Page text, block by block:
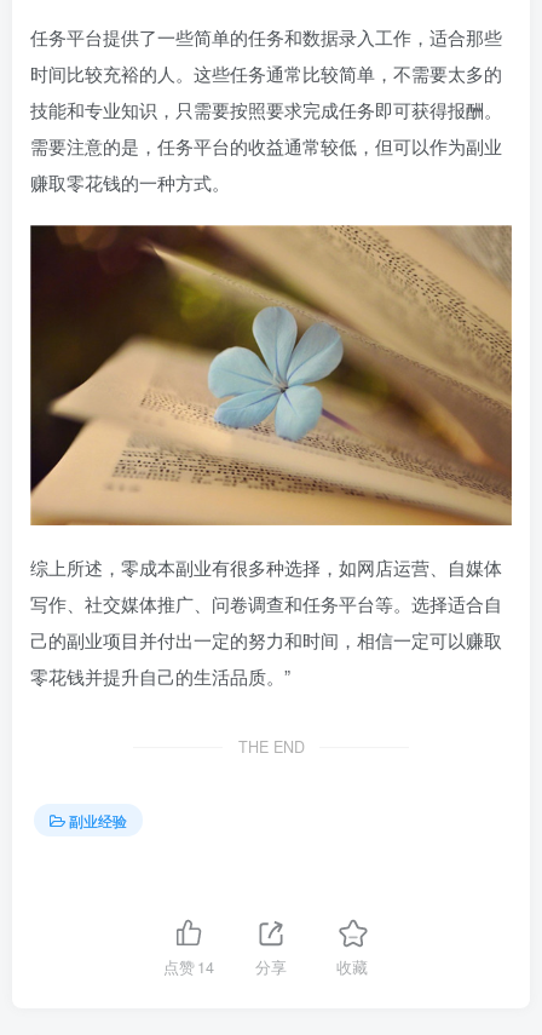
任务平台提供了一些简单的任务和数据录入工作，适合那些
时间比较充裕的人。这些任务通常比较简单，不需要太多的
技能和专业知识，只需要按照要求完成任务即可获得报酬。
需要注意的是，任务平台的收益通常较低，但可以作为副业
赚取零花钱的一种方式。
综上所述，零成本副业有很多种选择，如网店运营、自媒体
写作、社交媒体推广、问卷调查和任务平台等。选择适合自
己的副业项目并付出一定的努力和时间，相信一定可以赚取
零花钱并提升自己的生活品质。”
THE END
副业经验
点赞14 分享 收藏